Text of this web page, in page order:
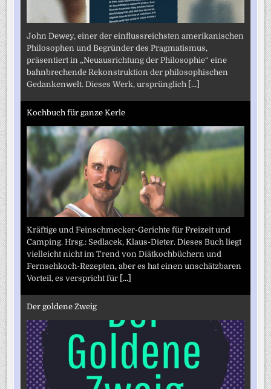
John Dewey, einer der einflussreichsten amerikanischen
Philosophen und Begründer des Pragmatismus,
präsentiert in „Neuausrichtung der Philosophie“ eine
bahnbrechende Rekonstruktion der philosophischen
Gedankenwelt. Dieses Werk, ursprünglich [...]
Kochbuch für ganze Kerle
Kräftige und Feinschmecker-Gerichte für Freizeit und
Camping. Hrsg.: Sedlacek, Klaus-Dieter. Dieses Buch liegt
vielleicht nicht im Trend von Diätkochbüchern und
Fernsehkoch-Rezepten, aber es hat einen unschätzbaren
Vorteil, es verspricht für [...]
Der goldene Zweig